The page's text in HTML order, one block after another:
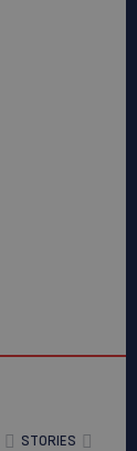
STORIES